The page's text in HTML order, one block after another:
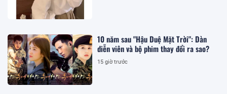
10 năm sau "Hậu Duệ Mặt Trời": Dàn
diễn viên và bộ phim thay đổi ra sao?
15 giờ trước